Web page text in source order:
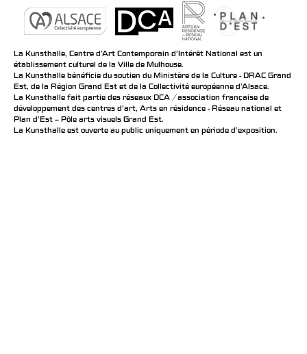
La Kunsthalle, Centre d’Art Contemporain d’Intérêt National est un
établissement culturel de la Ville de Mulhouse.
La Kunsthalle bénéficie du soutien du Ministère de la Culture - DRAC Grand
Est, de la Région Grand Est et de la Collectivité européenne d’Alsace.
La Kunsthalle fait partie des réseaux DCA / association française de
développement des centres d'art, Arts en résidence - Réseau national et
Plan d’Est – Pôle arts visuels Grand Est.
La Kunsthalle est ouverte au public uniquement en période d'exposition.